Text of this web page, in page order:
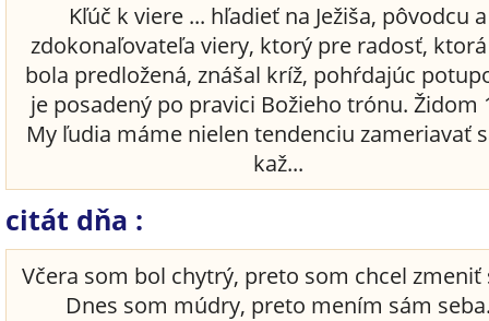
Kľúč k viere ... hľadieť na Ježiša, pôvodcu a
zdokonaľovateľa viery, ktorý pre radosť,
bola predložená, znášal kríž, pohŕdajúc
je posadený po pravici Božieho trónu. Židom
My ľudia máme nielen tendenciu zameriavať
kaž...
citát dňa :
Včera som bol chytrý, preto som chcel zmeniť
Dnes som múdry, preto mením sám